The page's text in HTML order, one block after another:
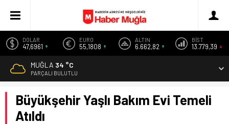
DOLAR
47,6961
EURO
55,1808
ALTIN
6.662,82
BİST
13.779,39
MUĞLA 34 °C
PARÇALI BULUTLU
Büyükşehir Yaşlı Bakım Evi Temeli
Atıldı